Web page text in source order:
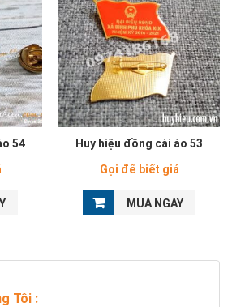
54
Huy hiệu đồng cài áo 53
Gọi để biết giá
MUA NGAY
Tôi :